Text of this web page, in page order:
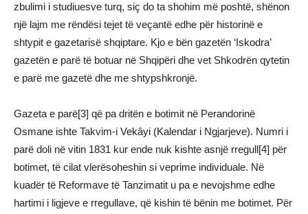
zbulimi i studiuesve turq, siç do ta shohim më poshtë, shënon
një lajm me rëndësi tejet të veçantë edhe për historinë e
shtypit e gazetarisë shqiptare. Kjo e bën gazetën ‘Iskodra’
gazetën e parë të botuar në Shqipëri dhe vet Shkodrën qytetin
e parë me gazetë dhe me shtypshkronjë.
Gazeta e parë[3] që pa dritën e botimit në Perandorinë
Osmane ishte Takvim-i Vekâyi (Kalendar i Ngjarjeve). Numri i
parë doli në vitin 1831 kur ende nuk kishte asnjë rregull[4] për
botimet, të cilat vlerësoheshin si veprime individuale. Në
kuadër të Reformave të Tanzimatit u pa e nevojshme edhe
hartimi i ligjeve e rregullave, që kishin të bënin me botimet. Për